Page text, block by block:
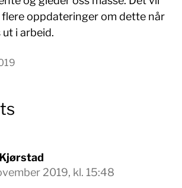
oppdateringer om dette når
i arbeid.
2019, kl. 15:48